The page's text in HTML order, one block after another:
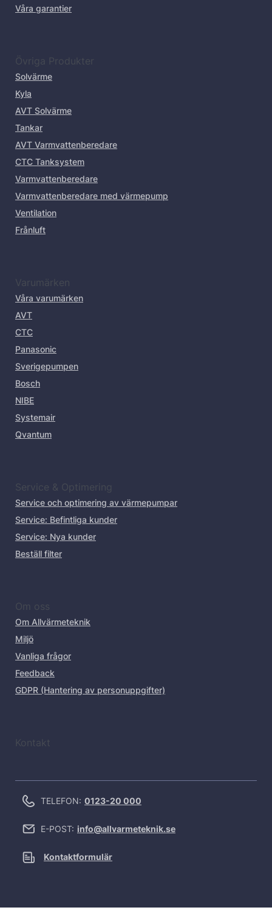
Våra garantier
Övriga Produkter
Solvärme
Kyla
AVT Solvärme
Tankar
AVT Varmvattenberedare
CTC Tanksystem
Varmvattenberedare
Varmvattenberedare med värmepump
Ventilation
Frånluft
Varumärken
Våra varumärken
AVT
CTC
Panasonic
Sverigepumpen
Bosch
NIBE
Systemair
Qvantum
Service & Optimering
Service och optimering av värmepumpar
Service: Befintliga kunder
Service: Nya kunder
Beställ filter
Om oss
Om Allvärmeteknik
Miljö
Vanliga frågor
Feedback
GDPR (Hantering av personuppgifter)
Kontakt
TELEFON: 0123-20 000
E-POST: info@allvarmeteknik.se
Kontaktformulär